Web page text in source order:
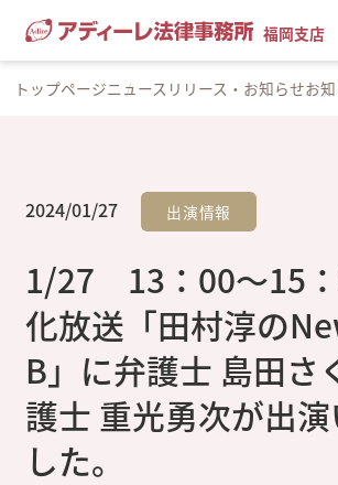
福岡支店
トップページニュースリリース・お知らせお
2024/01/27 出演情報
1/27 13：00～15
化放送「田村淳の
B」に弁護士 島田さ
護士 重光勇次が出
した。